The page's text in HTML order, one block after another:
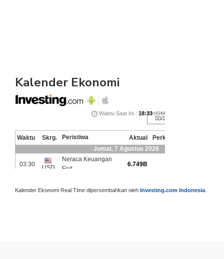
Kalender Ekonomi
Kalender Ekonomi Real Time dipersembahkan oleh Investing.com Indonesia